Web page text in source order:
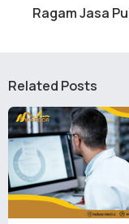
Ragam Jasa
Related Posts